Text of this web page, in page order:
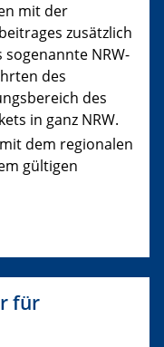
mit der
zusätzlich
sogenannte NRW-
des
des
in ganz NRW.
dem regionalen
gültigen
für